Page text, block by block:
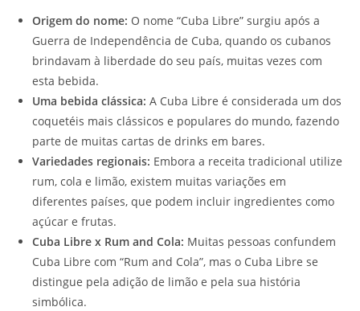
Origem do nome: O nome “Cuba Libre” surgiu após a
Guerra de Independência de Cuba, quando os cubanos
brindavam à liberdade do seu país, muitas vezes com
esta bebida.
Uma bebida clássica: A Cuba Libre é considerada um dos
coquetéis mais clássicos e populares do mundo, fazendo
parte de muitas cartas de drinks em bares.
Variedades regionais: Embora a receita tradicional utilize
rum, cola e limão, existem muitas variações em
diferentes países, que podem incluir ingredientes como
açúcar e frutas.
Cuba Libre x Rum and Cola: Muitas pessoas confundem
Cuba Libre com “Rum and Cola”, mas o Cuba Libre se
distingue pela adição de limão e pela sua história
simbólica.